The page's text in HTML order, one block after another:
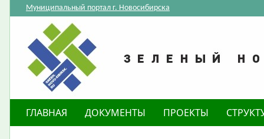
Муниципальный портал г. Новосибирска
ГЛАВНАЯ ДОКУМЕНТЫ ПРОЕКТЫ